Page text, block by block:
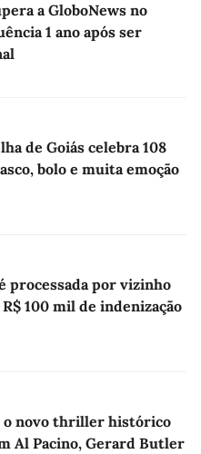
a GloboNews no
1 ano após ser
de Goiás celebra 108
bolo e muita emoção
processada por vizinho
100 mil de indenização
o novo thriller histórico
Al Pacino, Gerard Butler